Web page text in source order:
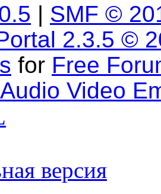
| SMF ©
2.3.5 ©
for Free
Video
версия